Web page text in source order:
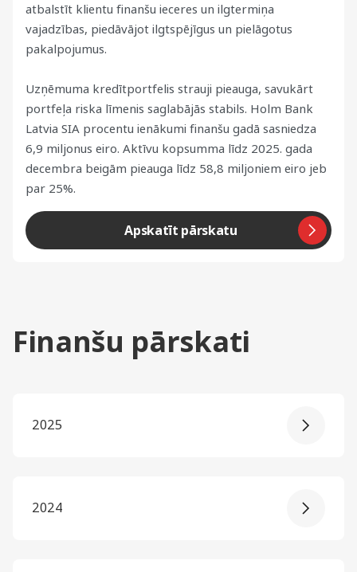
atbalstīt klientu finanšu ieceres un ilgtermiņa
vajadzības, piedāvājot ilgtspējīgus un pielāgotus
pakalpojumus.
Uzņēmuma kredītportfelis strauji pieauga, savukārt
portfeļa riska līmenis saglabājās stabils. Holm Bank
Latvia SIA procentu ienākumi finanšu gadā sasniedza
6,9 miljonus eiro. Aktīvu kopsumma līdz 2025. gada
decembra beigām pieauga līdz 58,8 miljoniem eiro jeb
par 25%.
Apskatīt pārskatu
Finanšu pārskati
2025
2024